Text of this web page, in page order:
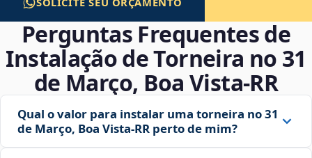
Perguntas Frequentes de
Instalação de Torneira no 31
de Março, Boa Vista‑RR
Qual o valor para instalar uma torneira no 31
de Março, Boa Vista‑RR perto de mim?